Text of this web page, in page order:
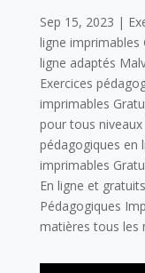
Sep 15, 2023 |
ligne imprimables
ligne adaptés
Exercices
imprimables
pour tous
pédagogiques en
imprimables
En ligne et gratuits
Pédagogiques
matières tous les